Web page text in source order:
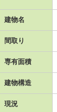
建物名
間取り
専有面積
建物構造
現況